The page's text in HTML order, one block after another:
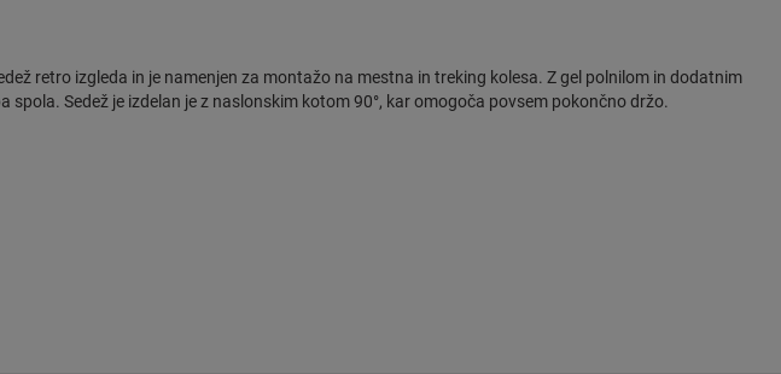
retro izgleda in je namenjen za montažo na mestna in treking kolesa. Z gel polnilom in dodatnim
Sedež je izdelan je z naslonskim kotom 90°, kar omogoča povsem pokončno držo.